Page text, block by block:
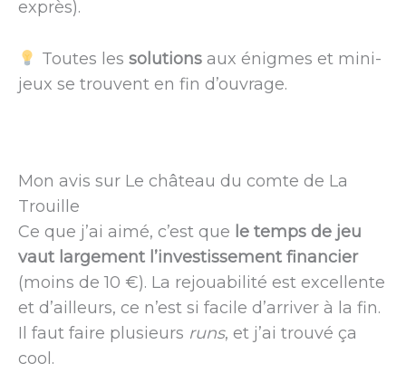
exprès).
Toutes les solutionsaux énigmes et mini-
jeux se trouvent en fin d’ouvrage.
Mon avis sur Le château du comte de La
Trouille
Ce que j’ai aimé, c’est que le temps de jeu
vaut largement l’investissement financier
(moins de 10 €). La rejouabilité est excellente
et d’ailleurs, ce n’est si facile d’arriver à la fin.
Il faut faire plusieurs runs, et j’ai trouvé ça
cool.